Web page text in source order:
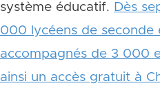
système éducatif. Dès
000 lycéens de seconde
accompagnés de 3 000
ainsi un accès gratuit à